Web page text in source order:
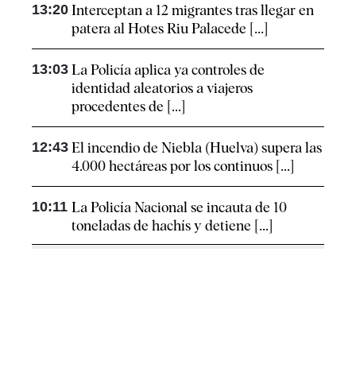
13:20 Interceptan a 12 migrantes tras llegar en
patera al Hotes Riu Palacede [...]
13:03 La Policía aplica ya controles de
identidad aleatorios a viajeros
procedentes de [...]
12:43 El incendio de Niebla (Huelva) supera las
4.000 hectáreas por los continuos [...]
10:11 La Policía Nacional se incauta de 10
toneladas de hachís y detiene [...]